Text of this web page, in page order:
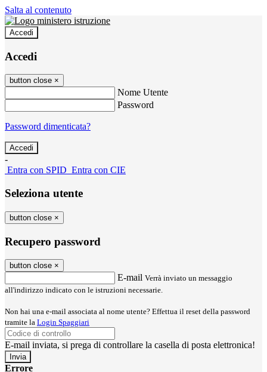
Salta al contenuto
Accedi
Accedi
button close ×
Nome Utente
Password
Password dimenticata?
-
Entra con SPID Entra con CIE
Seleziona utente
button close ×
Recupero password
button close ×
E-mail Verrà inviato un messaggio
all'indirizzo indicato con le istruzioni necessarie.
Non hai una e-mail associata al nome utente? Effettua il reset della password
tramite la Login Spaggiari
E-mail inviata, si prega di controllare la casella di posta elettronica!
Errore